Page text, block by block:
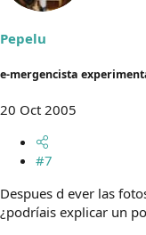
Pepelu
e-mergencista
20 Oct 2005
#7
Despues d ever las
¿podríais explicar un